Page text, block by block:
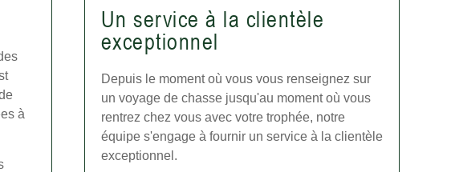
à
Un service à la clientèle
exceptionnel
Depuis le moment où vous vous renseignez sur
un voyage de chasse jusqu'au moment où vous
rentrez chez vous avec votre trophée, notre
équipe s'engage à fournir un service à la clientèle
exceptionnel.